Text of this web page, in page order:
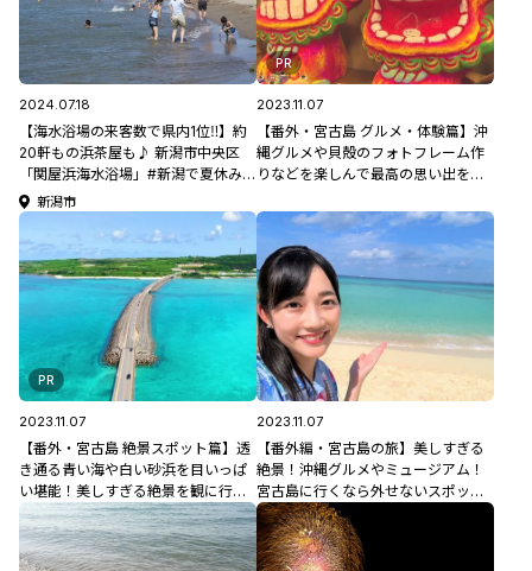
2024.07.18
【海水浴場の来客数で県内1位‼】約
20軒もの浜茶屋も♪ 新潟市中央区
「関屋浜海水浴場」#新潟で夏休みを
満喫♪
新潟市
PR
2023.11.07
【番外・宮古島 グルメ・体験篇】沖
縄グルメや貝殻のフォトフレーム作
りなどを楽しんで最高の思い出を作
PR
2023.11.07
【番外・宮古島 絶景スポット篇】透
き通る青い海や白い砂浜を目いっぱ
い堪能！美しすぎる絶景を観に行こ
う♪
2023.11.07
【番外編・宮古島の旅】美しすぎる
絶景！沖縄グルメやミュージアム！
宮古島に行くなら外せないスポット5
選